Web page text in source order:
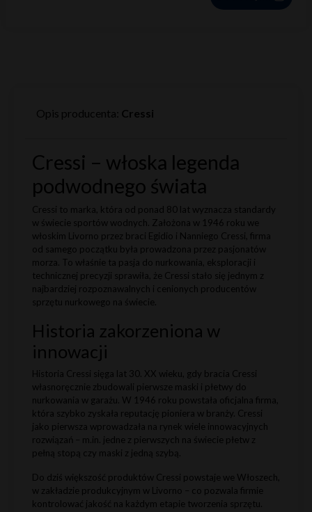
Opis producenta: Cressi
Cressi – włoska legenda
podwodnego świata
Cressi to marka, która od ponad 80 lat wyznacza standardy
w świecie sportów wodnych. Założona w 1946 roku we
włoskim Livorno przez braci Egidio i Nanniego Cressi, firma
od samego początku była prowadzona przez pasjonatów
morza. To właśnie ta pasja do nurkowania, eksploracji i
technicznej precyzji sprawiła, że Cressi stało się jednym z
najbardziej rozpoznawalnych i cenionych producentów
sprzętu nurkowego na świecie.
Historia zakorzeniona w
innowacji
Historia Cressi sięga lat 30. XX wieku, gdy bracia Cressi
własnoręcznie zbudowali pierwsze maski i płetwy do
nurkowania w garażu. W 1946 roku powstała oficjalna firma,
która szybko zyskała reputację pioniera w branży. Cressi
jako pierwsza wprowadzała na rynek wiele innowacyjnych
rozwiązań – m.in. jedne z pierwszych na świecie płetw z
pełną stopą czy maski z jedną szybą.
Do dziś większość produktów Cressi powstaje we Włoszech,
w zakładzie produkcyjnym w Livorno – co pozwala firmie
kontrolować jakość na każdym etapie tworzenia sprzętu.